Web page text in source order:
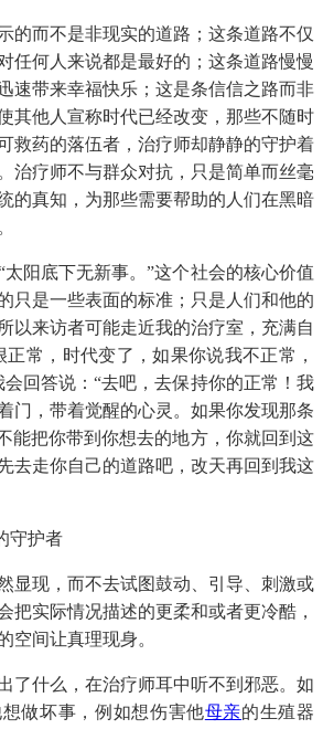
的而不是非现实的道路；这条道路不仅
任何人来说都是最好的；这条道路慢慢
速带来幸福快乐；这是条信信之路而非
其他人宣称时代已经改变，那些不随时
救药的落伍者，治疗师却静静的守护着
治疗师不与群众对抗，只是简单而丝毫
的真知，为那些需要帮助的人们在黑暗
阳底下无新事。”这个社会的核心价值
只是一些表面的标准；只是人们和他的
以来访者可能走近我的治疗室，充满自
常，时代变了，如果你说我不正常，
回答说：“去吧，去保持你的正常！我
门，带着觉醒的心灵。如果你发现那条
能把你带到你想去的地方，你就回到这
去走你自己的道路吧，改天再回到我这
守护者
显现，而不去试图鼓动、引导、刺激或
把实际情况描述的更柔和或者更冷酷，
空间让真理现身。
了什么，在治疗师耳中听不到邪恶。如
做坏事，例如想伤害他母亲的生殖器